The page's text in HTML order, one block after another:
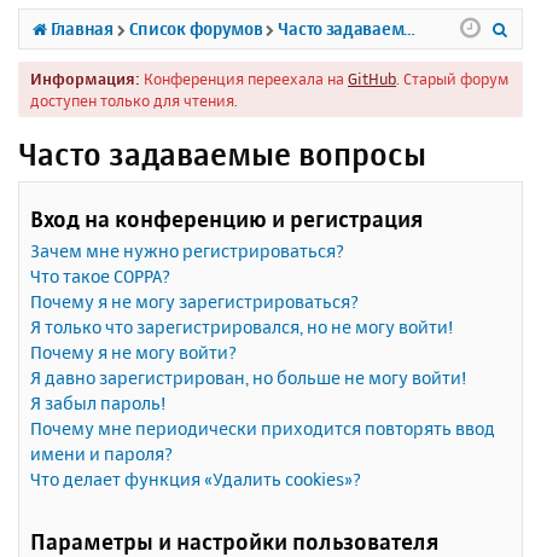
ы
л
к
р
у
м
о
д
Главная Список форумов Часто задаваемые вопросы
Информация: Конференция переехала на GitHub . Старый форум
доступен только для чтения.
Часто задаваемые вопросы
Вход на конференцию и регистрация
Зачем мне нужно регистрироваться?
Что такое COPPA?
Почему я не могу зарегистрироваться?
Я только что зарегистрировался, но не могу войти!
Почему я не могу войти?
Я давно зарегистрирован, но больше не могу войти!
Я забыл пароль!
Почему мне периодически приходится повторять ввод
имени и пароля?
Что делает функция «Удалить cookies»?
Параметры и настройки пользователя